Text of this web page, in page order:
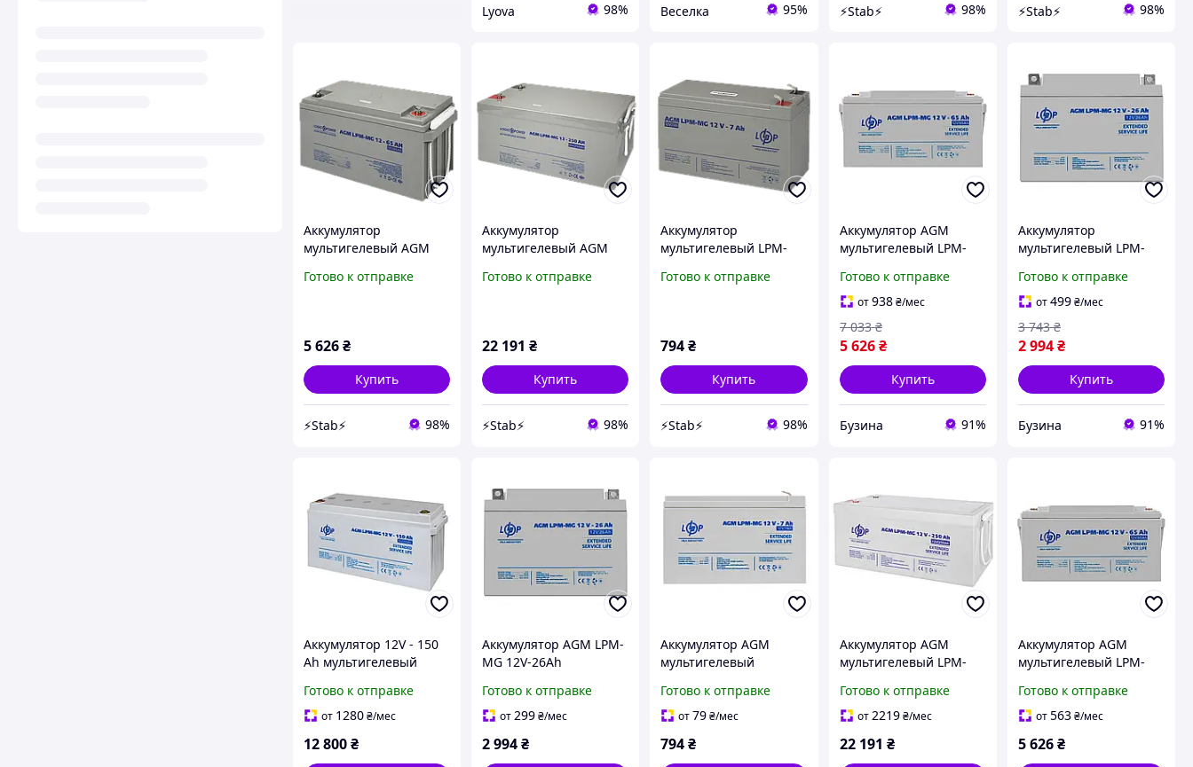
Lyova 98% Веселка 95% ⚡Stab⚡ 98% ⚡Stab⚡ 98%
Аккумулятор
мультигелевый AGM
65 AH
Готово к отправке
5 626₴
Купить
⚡Stab⚡ 98%
Аккумулятор
мультигелевый AGM
200 AH
Готово к отправке
22 191 ₴
Купить
⚡Stab⚡ 98%
Аккумулятор
мультигелевый LPM-
Готово к отправке
794₴
Купить
⚡Stab⚡ 98%
Аккумулятор AGM
мультигелевый LPM-
резервного питания
под болт M6
Готово к отправке
от938 ₴/мес
5 626 ₴
7 033 ₴
Купить
Бузина 91%
Аккумулятор
мультигелевый LPM-
Готово к отправке
от499₴/мес
2 994₴
3 743 ₴
Купить
Бузина 91%
Аккумулятор 12V - 150
Ah мультигелевый
LogicPower 4197
Готово к отправке
от 1280₴/мес
12 800₴
Аккумулятор AGM LPM-
MG 12V-26Ah
800 циклов заряда
7.55кг 12мес 166мм
Готово к отправке
от299₴/мес
2 994₴
Аккумулятор AGM
мультигелевый
7 Ah 800 циклов 2 кг
150x65x90 мм
Готово к отправке
от79₴/мес
794₴
Аккумулятор AGM
мультигелевый LPM-
63.9кг 522мм 268мм
220мм 800 циклов
Готово к отправке
от2219 ₴/мес
22 191 ₴
Аккумулятор AGM
мультигелевый LPM-
800 циклов заряд/
разряд 18.7 кг
Готово к отправке
от563₴/мес
5 626₴